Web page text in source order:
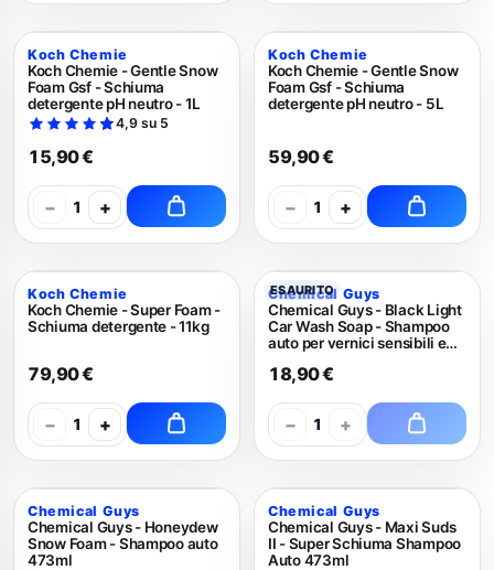
Koch Chemie
Koch Chemie - Gentle Snow
Foam Gsf - Schiuma
detergente pH neutro - 1L
4,9 su 5
15,90 €
− 1 +
Koch Chemie
Koch Chemie - Gentle Snow
Foam Gsf - Schiuma
detergente pH neutro - 5L
59,90 €
− 1 +
Koch Chemie
Koch Chemie - Super Foam -
Schiuma detergente - 11kg
79,90 €
− 1 +
ESAURITO
Chemical Guys
Chemical Guys - Black Light
Car Wash Soap - Shampoo
auto per vernici sensibili e
18,90 €
− 1 +
Chemical Guys
Chemical Guys - Honeydew
Snow Foam - Shampoo auto
473ml
Chemical Guys
Chemical Guys - Maxi Suds
II - Super Schiuma Shampoo
Auto 473ml